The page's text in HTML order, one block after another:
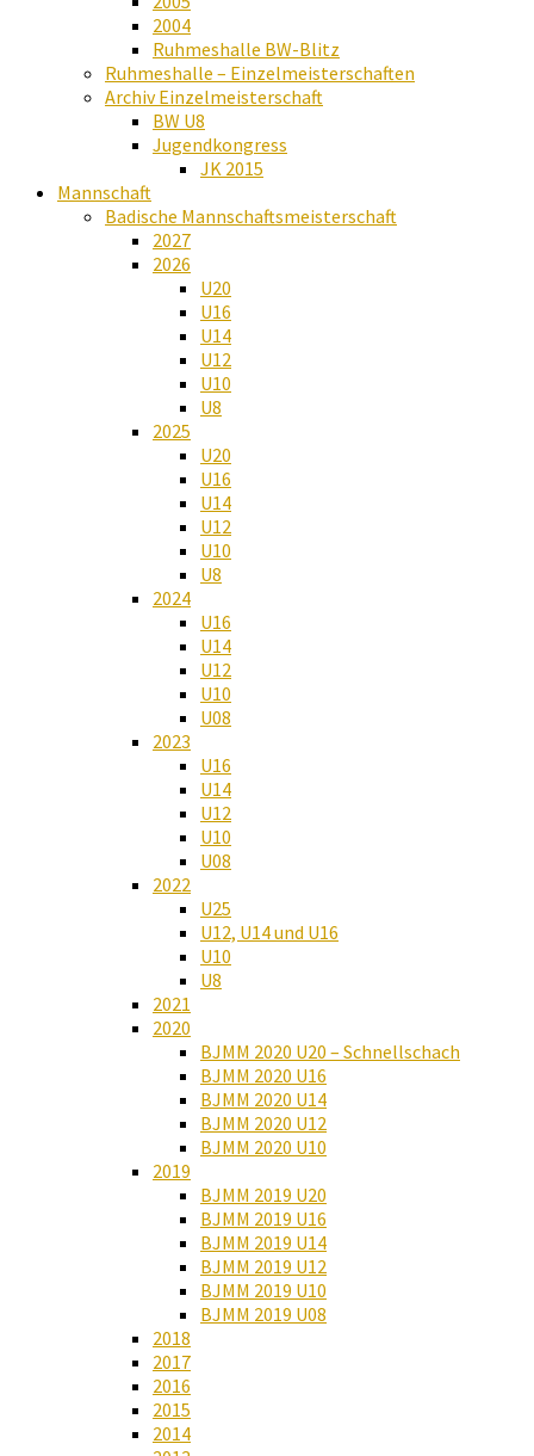
2004
Ruhmeshalle BW-Blitz
Ruhmeshalle – Einzelmeisterschaften
Archiv Einzelmeisterschaft
BW U8
Jugendkongress
JK 2015
Mannschaft
Badische Mannschaftsmeisterschaft
2027
2026
U20
U16
U14
U12
U10
U8
2025
U20
U16
U14
U12
U10
U8
2024
U16
U14
U12
U10
U08
2023
U16
U14
U12
U10
U08
2022
U25
U12, U14 und U16
U10
U8
2021
2020
BJMM 2020 U20 – Schnellschach
BJMM 2020 U16
BJMM 2020 U14
BJMM 2020 U12
BJMM 2020 U10
2019
BJMM 2019 U20
BJMM 2019 U16
BJMM 2019 U14
BJMM 2019 U12
BJMM 2019 U10
BJMM 2019 U08
2018
2017
2016
2015
2014